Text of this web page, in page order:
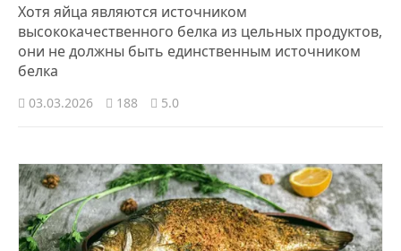
Хотя яйца являются источником
высококачественного белка из цельных продуктов,
они не должны быть единственным источником
белка
03.03.2026 188 5.0